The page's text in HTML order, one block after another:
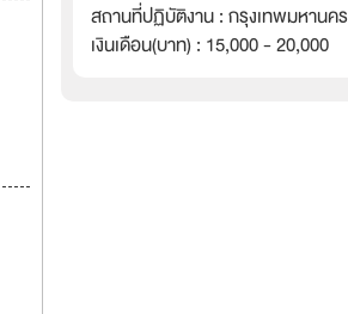
สถานที่ปฏิบัติงาน : กรุงเทพมหานคร
เงินเดือน(บาท) : 15,000 - 20,000